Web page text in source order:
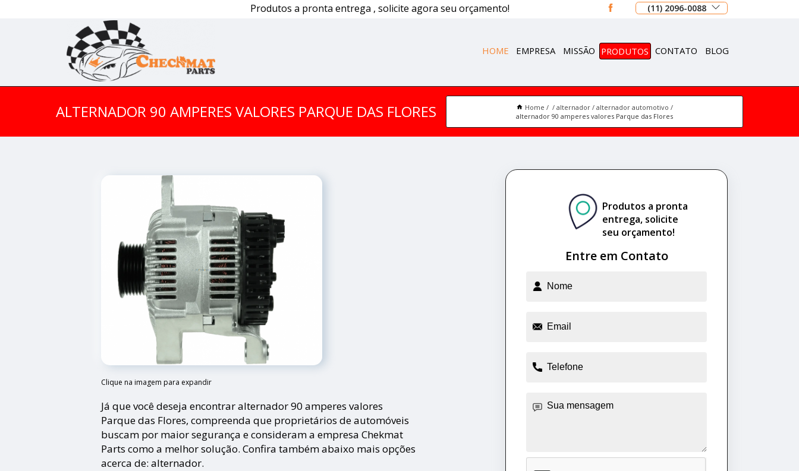
Produtos a pronta entrega , solicite agora seu orçamento! (11) 2096-0088
HOME EMPRESA MISSÃO PRODUTOS CONTATO BLOG
ALTERNADOR 90 AMPERES VALORES PARQUE DAS FLORES Home alternador
alternador automotivo
alternador 90 amperes valores Parque das Flores
Clique na imagem para expandir
Já que você deseja encontrar alternador 90 amperes valores
Parque das Flores, compreenda que proprietários de automóveis
buscam por maior segurança e consideram a empresa Chekmat
Parts como a melhor solução. Confira também abaixo mais opções
acerca de: alternador.
Entre em Contato
Produtos a pronta
entrega, solicite
seu orçamento!